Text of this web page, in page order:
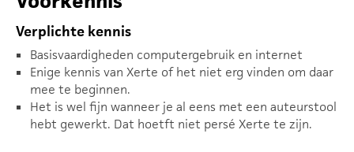
Verplichte kennis
Basisvaardigheden computergebruik en internet
Enige kennis van Xerte of het niet erg vinden om daar
mee te beginnen.
Het is wel fijn wanneer je al eens met een auteurstool
hebt gewerkt. Dat hoetft niet persé Xerte te zijn.